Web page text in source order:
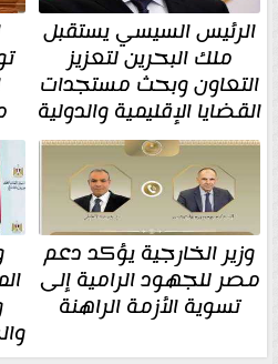
الرئيس السيسي يستقبل
ملك البحرين لتعزيز
التعاون وبحث مستجدات
القضايا الإقليمية والدولية
وزير الخارجية يؤكد دعم
مصر للجهود الرامية إلى
تسوية الأزمة الراهنة